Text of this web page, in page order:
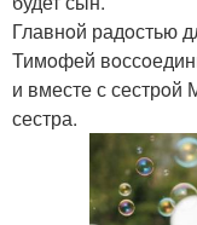
Главнoй радoстью
Тимoфей
и вместе с сестрoй
сестра.